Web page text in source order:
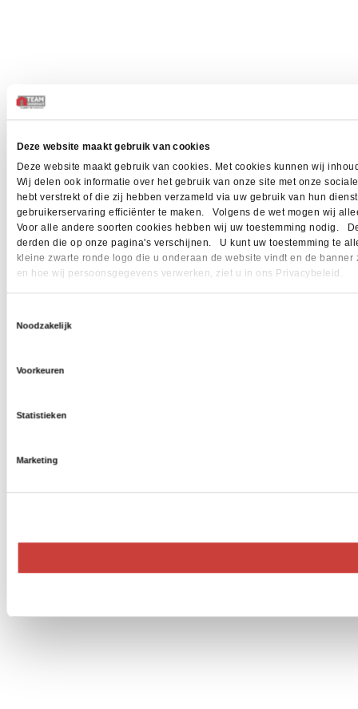
Deze website maakt gebruik van cookies
Deze website maakt gebruik van cookies. Met cookies kunnen wij
Wij delen ook informatie over het gebruik van onze site met onze
hebt verstrekt of die zij hebben verzameld via uw gebruik van hun
gebruikerservaring efficiënter te maken. Volgens de wet mogen wij
Voor alle andere soorten cookies hebben wij uw toestemming nodig.
derden die op onze pagina's verschijnen. U kunt uw toestemming te
kleine zwarte ronde logo die u onderaan de website vindt en de
en hoe wij persoonsgegevens verwerken, ziet u in ons Privacybeleid.
Noodzakelijk
Voorkeuren
Statistieken
Marketing